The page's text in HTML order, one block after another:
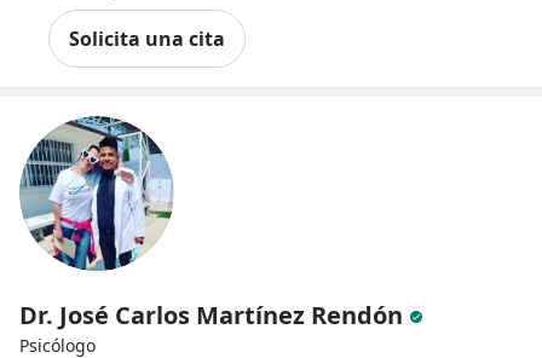
Solicita una cita
Dr. José Carlos Martínez Rendón
Psicólogo